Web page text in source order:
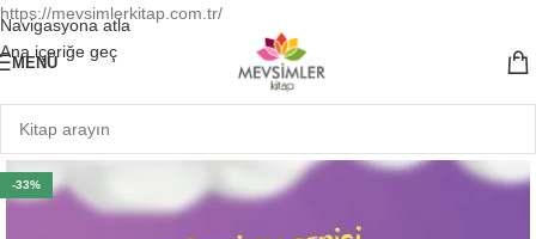
https://mevsimlerkitap.com.tr/
Navigasyona atla
Ana içeriğe geç
MENÜ
-33%